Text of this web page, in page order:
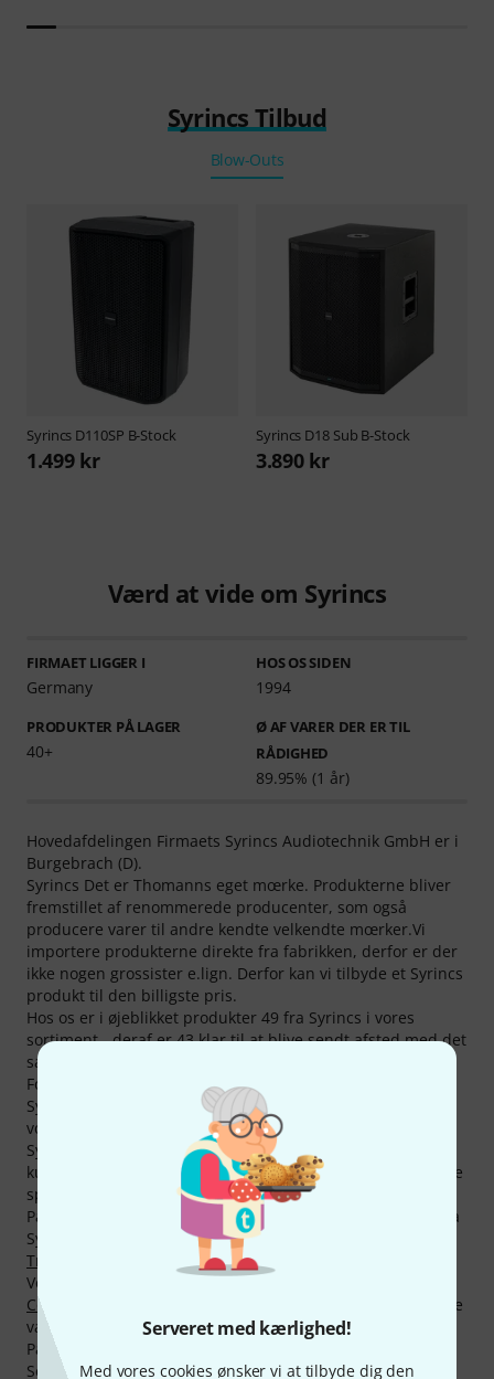
Serveret med kærlighed!
Med vores cookies ønsker vi at tilbyde dig den
Syrincs Tilbud
Blow-Outs
Syrincs D110SP B-Stock
1.499 kr
Syrincs D18 Sub B-Stock
3.890 kr
Værd at vide om Syrincs
FIRMAET LIGGER I
Germany
HOS OS SIDEN
1994
PRODUKTER PÅ LAGER
40+
Ø AF VARER DER ER TIL
RÅDIGHED
89.95% (1 år)
Hovedafdelingen Firmaets Syrincs Audiotechnik GmbH er i
Burgebrach (D).
Syrincs Det er Thomanns eget mœrke. Produkterne bliver
fremstillet af renommerede producenter, som også
producere varer til andre kendte velkendte mœrker.Vi
importere produkterne direkte fra fabrikken, derfor er der
ikke nogen grossister e.lign. Derfor kan vi tilbyde et Syrincs
produkt til den billigste pris.
Hos os er i øjeblikket produkter 49 fra Syrincs i vores
sortiment - deraf er 43 klar til at blive sendt afsted med det
samme . Vi sœlger produkter fra Syrincs siden 1994.
For at kunnne informere vores kunder bedst muligt om
Syrincs, finder du på vores hjemmeside 1198 media,
vœrdimåler af produkter og forsk. test af produkter fra
Syrincs - herunder 720 billeder, 468 vurderinger fra vores
kunder og 10 vurderinger af forskellige tests (på forskellige
sprog).
På vores "Topseller"-liste er der i øjeblikket 6 produktet fra
Syrincs i kategorierneAktive monitorer
Trykkammerhøjttalere
ogSæt til aerobic og dans
Vores "Topseller" er i øjeblikket produktet
Column
- denne
vare har vi solgt 5.000 af.
På alle produkter fra Syrincs har du normalt 3 års garanti.
Selvfølgelig har vi også på produkter fra Syrincs vores